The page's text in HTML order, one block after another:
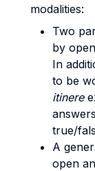
modalities:
Two
by
In
to be
itinere
true/
A
open